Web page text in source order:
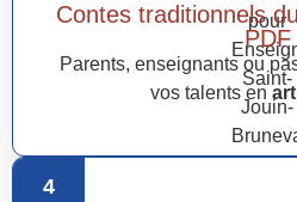
Contes traditionnels
PDF
Parents, enseignants ou
vos talents en
4